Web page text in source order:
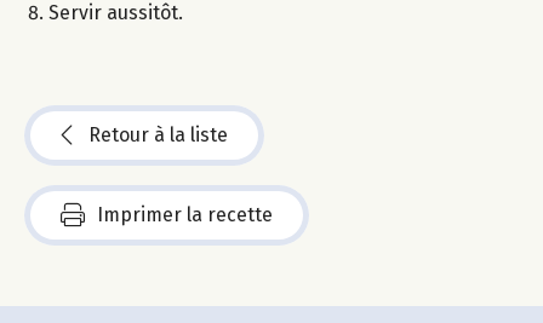
Servir aussitôt.
Retour à la liste
Imprimer la recette